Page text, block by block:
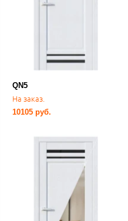
QN5
На заказ.
10105 руб.